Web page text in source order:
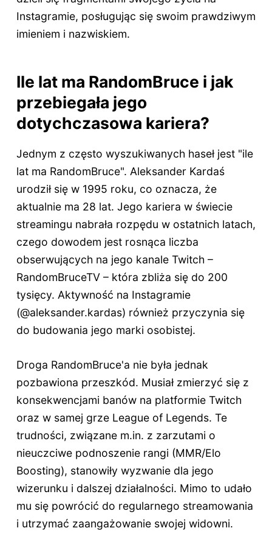
Instagramie, posługując się swoim prawdziwym
imieniem i nazwiskiem.
Ile lat ma RandomBruce i jak
przebiegała jego
dotychczasowa kariera?
Jednym z często wyszukiwanych haseł jest "ile
lat ma RandomBruce". Aleksander Kardaś
urodził się w 1995 roku, co oznacza, że
aktualnie ma 28 lat. Jego kariera w świecie
streamingu nabrała rozpędu w ostatnich latach,
czego dowodem jest rosnąca liczba
obserwujących na jego kanale Twitch –
RandomBruceTV – która zbliża się do 200
tysięcy. Aktywność na Instagramie
(@aleksander.kardas) również przyczynia się
do budowania jego marki osobistej.
Droga RandomBruce'a nie była jednak
pozbawiona przeszkód. Musiał zmierzyć się z
konsekwencjami banów na platformie Twitch
oraz w samej grze League of Legends. Te
trudności, związane m.in. z zarzutami o
nieuczciwe podnoszenie rangi (MMR/Elo
Boosting), stanowiły wyzwanie dla jego
wizerunku i dalszej działalności. Mimo to udało
mu się powrócić do regularnego streamowania
i utrzymać zaangażowanie swojej widowni.